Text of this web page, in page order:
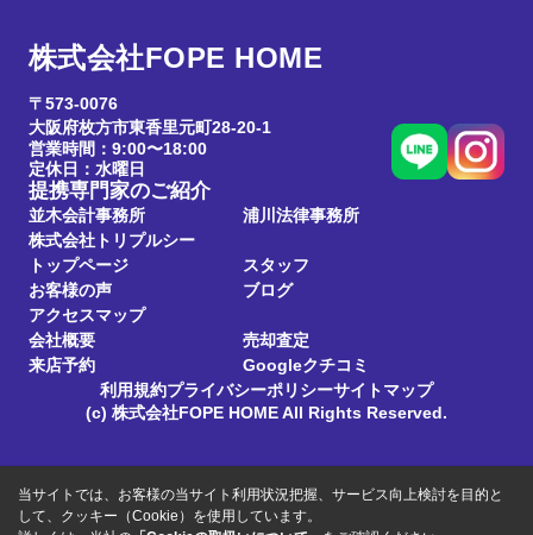
株式会社FOPE HOME
〒573-0076
大阪府枚方市東香里元町28-20-1
営業時間：9:00〜18:00
定休日：水曜日
提携専門家のご紹介
並木会計事務所
浦川法律事務所
株式会社トリプルシー
トップページ
スタッフ
お客様の声
ブログ
アクセスマップ
会社概要
売却査定
来店予約
Googleクチコミ
利用規約プライバシーポリシーサイトマップ
(c) 株式会社FOPE HOME All Rights Reserved.
当サイトでは、お客様の当サイト利用状況把握、サービス向上検討を目的と
して、クッキー（Cookie）を使用しています。